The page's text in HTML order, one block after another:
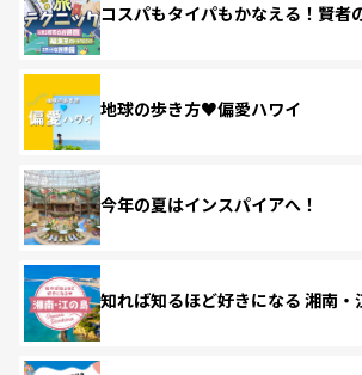
コスパもタイパもかなえる！賢者
地球の歩き方♥偏愛ハワイ
今年の夏はインスパイアへ！
知れば知るほど好きになる 湘南・